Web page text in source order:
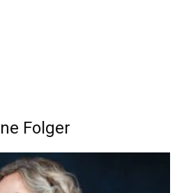
Folger